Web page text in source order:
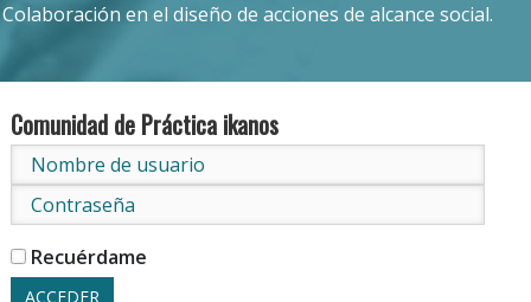
Colaboración en el diseño de acciones de alcance social.
Comunidad de Práctica ikanos
Recuérdame